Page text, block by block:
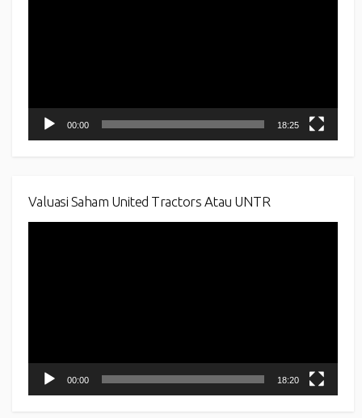
00:00 18:25
Valuasi Saham United Tractors Atau UNTR
00:00 18:20